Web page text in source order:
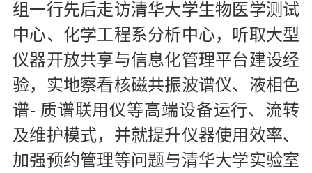
组一行先后走访清华大学生物医学测试
中心、化学工程系分析中心，听取大型
仪器开放共享与信息化管理平台建设经
验，实地察看核磁共振波谱仪、液相色
谱- 质谱联用仪等高端设备运行、流转
及维护模式，并就提升仪器使用效率、
加强预约管理等问题与清华大学实验室